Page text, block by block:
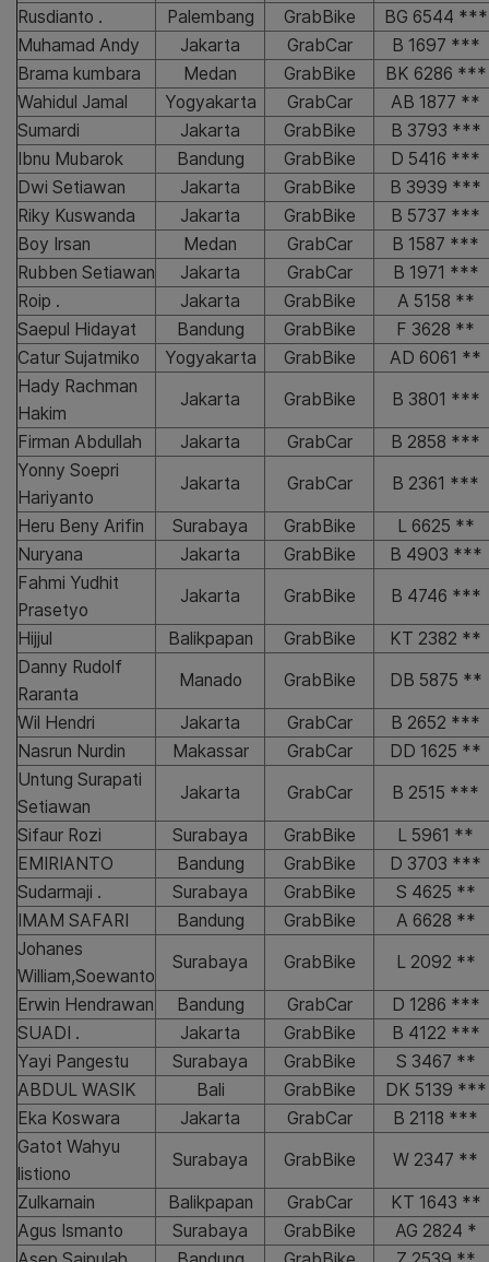
Rusdianto .
Palembang GrabBike
BG 6544 ***
Muhamad Andy
Jakarta GrabCar
B 1697 ***
Brama kumbara
Medan GrabBike
BK 6286 ***
Wahidul Jamal
Yogyakarta GrabCar
AB 1877 **
Sumardi
Jakarta GrabBike
B 3793 ***
Ibnu Mubarok
Bandung GrabBike
D 5416 ***
Dwi Setiawan
Jakarta GrabBike
B 3939 ***
Riky Kuswanda
Jakarta GrabBike
B 5737 ***
Boy Irsan
Medan GrabCar
B 1587 ***
Rubben Setiawan
Jakarta GrabCar
B 1971 ***
Roip .
Jakarta GrabBike
A 5158 **
Saepul Hidayat
Bandung GrabBike
F 3628 **
Catur Sujatmiko
Yogyakarta GrabBike
AD 6061 **
Hady Rachman
Hakim
Jakarta GrabBike B 3801 ***
Firman Abdullah Jakarta GrabCar
B 2858 ***
Yonny Soepri
Hariyanto
Jakarta GrabCar B 2361 ***
Heru Beny Arifin Surabaya GrabBike
L 6625 **
Nuryana
Jakarta GrabBike
B 4903 ***
Fahmi Yudhit
Prasetyo
Jakarta GrabBike B 4746 ***
Hijjul Balikpapan GrabBike
KT 2382 **
Danny Rudolf
Raranta
Manado GrabBike DB 5875 **
Wil Hendri Jakarta GrabCar
B 2652 ***
Nasrun Nurdin
Makassar GrabCar
DD 1625 **
Untung Surapati
Setiawan
Jakarta GrabCar B 2515 ***
Sifaur Rozi Surabaya GrabBike
L 5961 **
EMIRIANTO
Bandung GrabBike
D 3703 ***
Sudarmaji .
Surabaya GrabBike
S 4625 **
IMAM SAFARI
Bandung GrabBike
A 6628 **
Johanes
William,Soewanto
Surabaya GrabBike L 2092 **
Erwin Hendrawan Bandung GrabCar
D 1286 ***
SUADI .
Jakarta GrabBike
B 4122 ***
Yayi Pangestu
Surabaya GrabBike
S 3467 **
ABDUL WASIK
Bali GrabBike
DK 5139 ***
Eka Koswara
Jakarta GrabCar
B 2118 ***
Gatot Wahyu
listiono
Surabaya GrabBike W 2347 **
Zulkarnain Balikpapan GrabCar
KT 1643 **
Agus Ismanto
Surabaya GrabBike
AG 2824 *